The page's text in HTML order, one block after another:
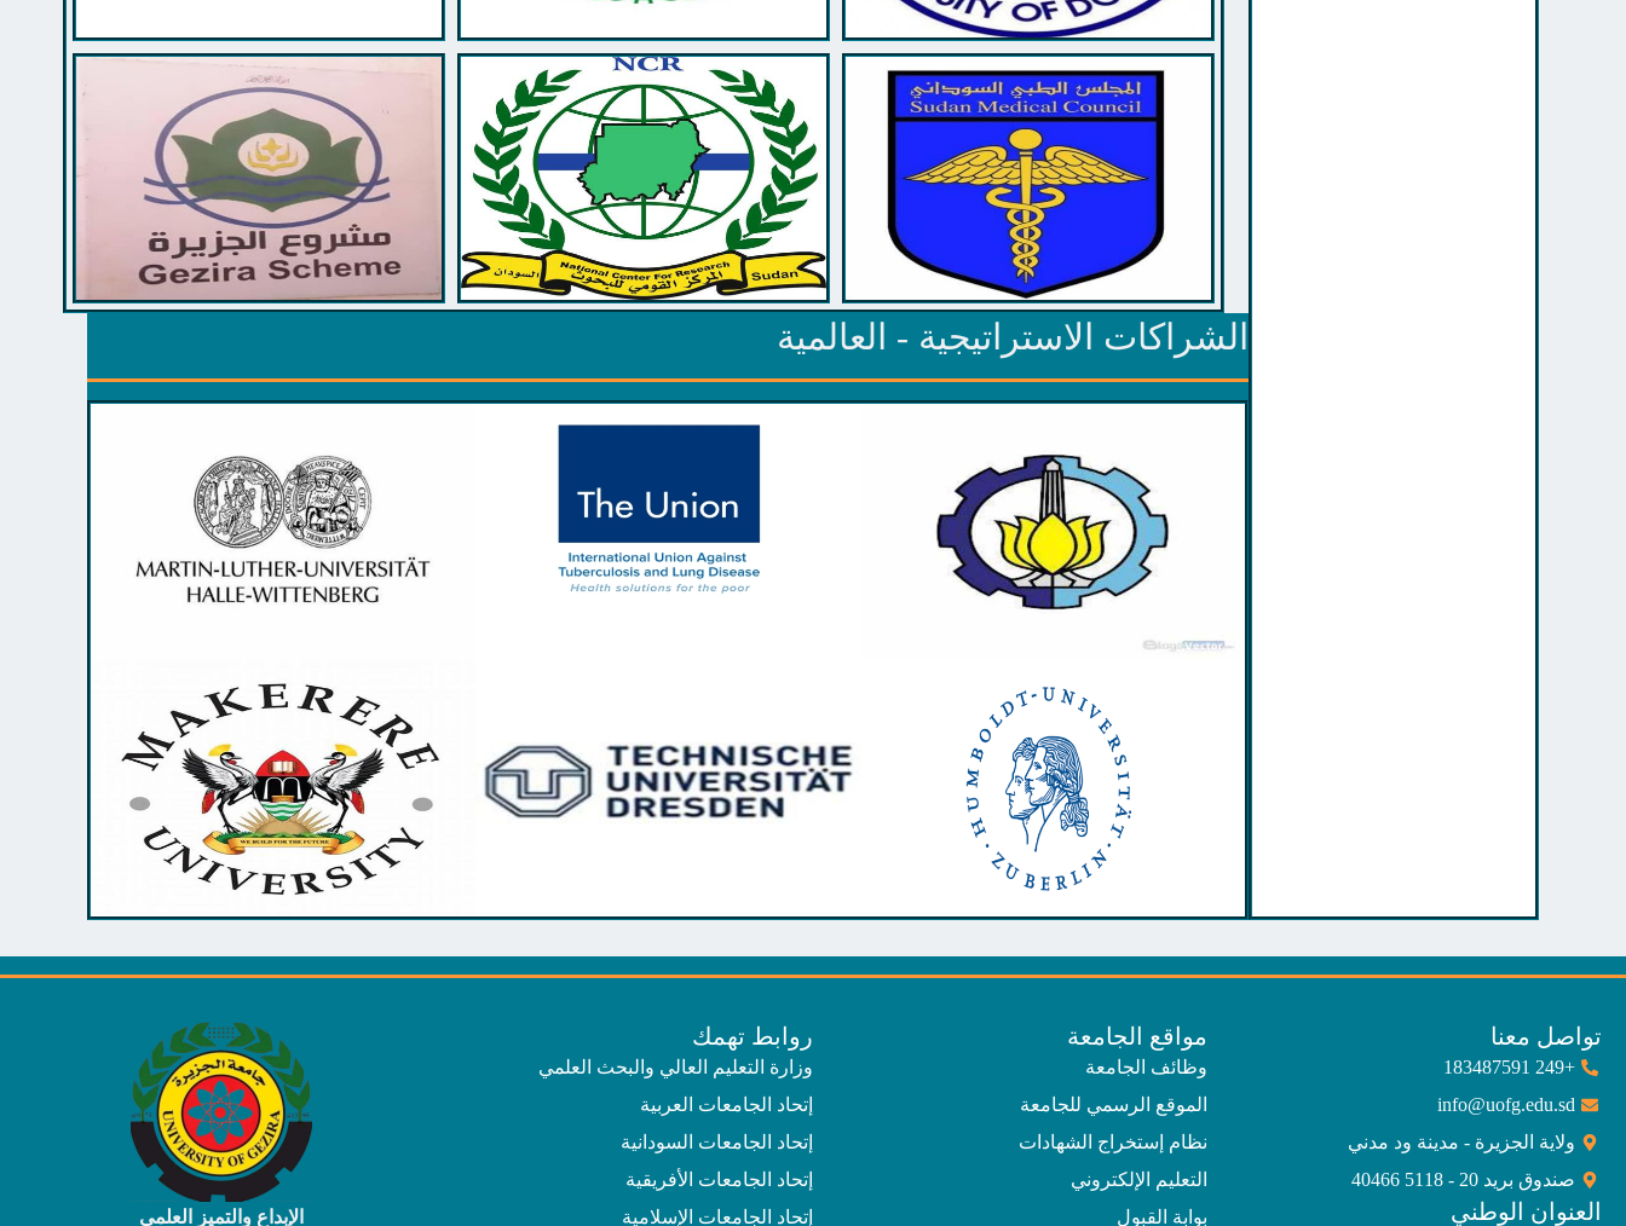
الشراكات الاستراتيجية - العالمية
تواصل معنا
+249 183487591
info@uofg.edu.sd
ولاية الجزيرة - مدينة ود مدني
صندوق بريد 20 - 5118 40466
العنوان الوطني
مواقع الجامعة
وظائف الجامعة
الموقع الرسمي للجامعة
نظام إستخراج الشهادات
التعليم الإلكتروني
بوابة القبول
روابط تهمك
وزارة التعليم العالي والبحث العلمي
إتحاد الجامعات العربية
إتحاد الجامعات السودانية
إتحاد الجامعات الأفريقية
إتحاد الجامعات الإسلامية
الإبداع والتميز العلمي